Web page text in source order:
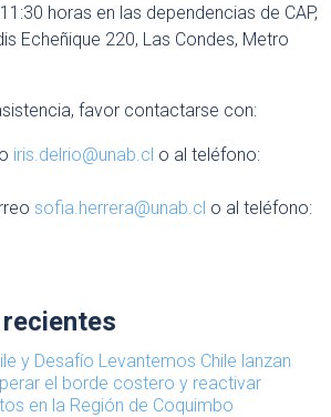
horas en las dependencias de CAP,
Echeñique 220, Las Condes, Metro
favor contactarse con:
iris.delrio@unab.cl o al teléfono:
sofia.herrera@unab.cl o al teléfono:
y Desafío Levantemos Chile lanzan
el borde costero y reactivar
en la Región de Coquimbo